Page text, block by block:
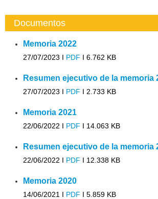
Documentos
Memoria 2022
27/07/2023 I PDF I 6.762 KB
Resumen ejecutivo de la memoria
27/07/2023 I PDF I 2.733 KB
Memoria 2021
22/06/2022 I PDF I 14.063 KB
Resumen ejecutivo de la memoria
22/06/2022 I PDF I 12.338 KB
Memoria 2020
14/06/2021 I PDF I 5.859 KB